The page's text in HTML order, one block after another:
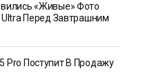
«живые» Фото
Ultra Перед Завтрашним
Pro Поступит В Продажу